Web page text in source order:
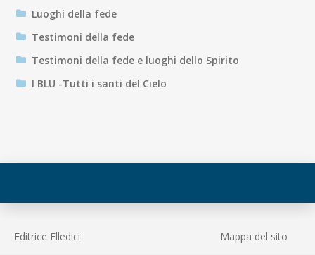
Luoghi della fede
Testimoni della fede
Testimoni della fede e luoghi dello Spirito
I BLU -Tutti i santi del Cielo
Editrice Elledici Mappa del sito